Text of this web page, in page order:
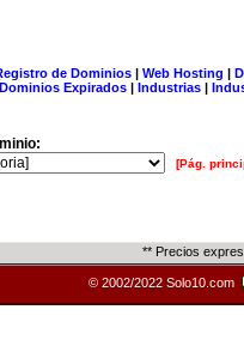
de Dominios| Web Hosting |
Dominios Expirados | Industrias |
[Pág.
** Precios
© 2002/2022 Solo10.com